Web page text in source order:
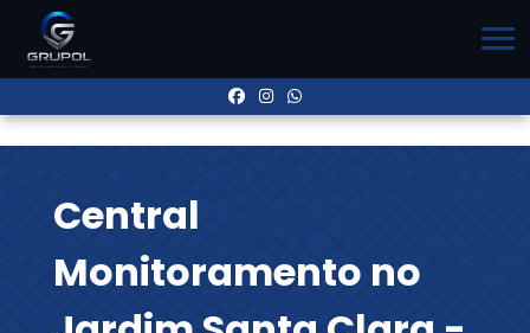
Central
Monitoramento no